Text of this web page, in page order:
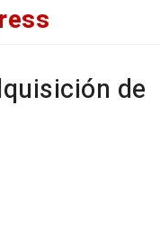
de